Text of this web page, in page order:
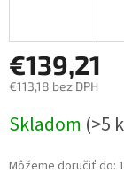
€139,21
€113,18 bez DPH
cena:
Skladom (>5
Môžeme doručiť do: